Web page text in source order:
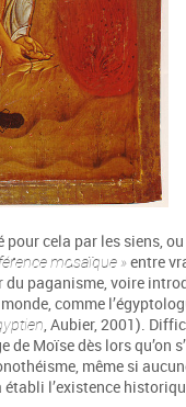
cela par les siens, ou
mosaïque »entre
du paganisme, voire
comme
, Aubier, 2001).
de Moïse dès lors qu’on
même si
établi l’existence